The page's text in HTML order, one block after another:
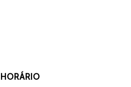
HORÁRIO